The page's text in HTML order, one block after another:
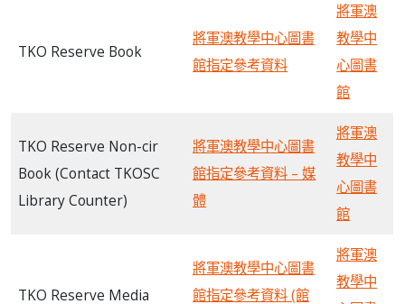
TKO Reserve Book
將軍澳教學中心圖書
館指定參考資料
將軍澳
教學中
心圖書
館
TKO Reserve Non-cir
Book (Contact TKOSC
Library Counter)
將軍澳教學中心圖書
館指定參考資料 – 媒
體
將軍澳
教學中
心圖書
館
TKO Reserve Media
將軍澳教學中心圖書
館指定參考資料 (館
將軍澳
教學中